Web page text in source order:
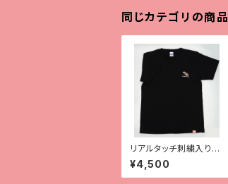
同じカテゴリの商品
リアルタッチ刺繍入りT
シャツ【ガーゴイルゲッ
コー】
¥4,500